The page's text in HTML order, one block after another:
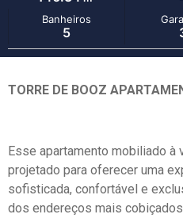
Banheiros
5
TORRE DE BOOZ
Esse apartamento mobiliado à
projetado para oferecer uma
sofisticada, confortável e
dos endereços mais